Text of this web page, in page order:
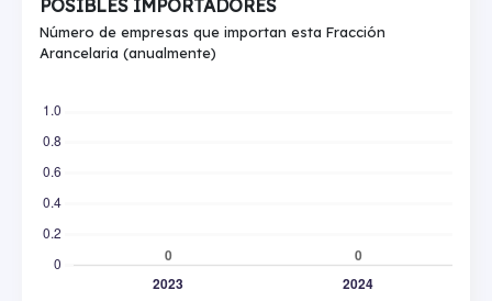
POSIBLES IMPORTADORES
Número de empresas que importan esta Fracción
Arancelaria (anualmente)